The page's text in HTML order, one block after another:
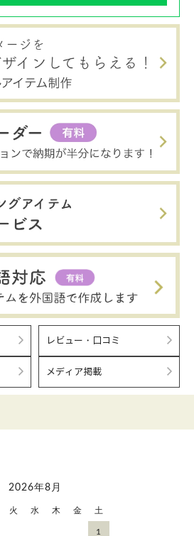
レビュー・口コミ
メディア掲載
2026年8月
火 水 木 金 土
1